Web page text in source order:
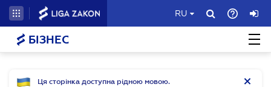
RU
БІЗНЕС
Ця сторінка доступна рідною мовою.